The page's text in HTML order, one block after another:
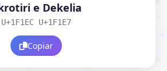
e Dekelia
U+1F1EC U+1F1E7
Copiar